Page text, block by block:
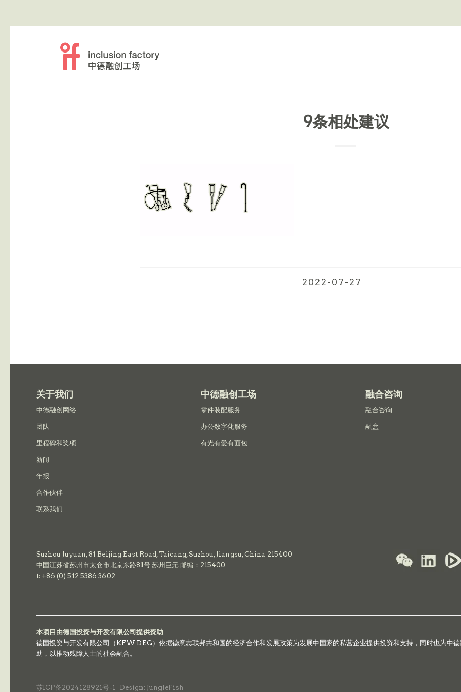
9条相处建议
2022-07-27
关于我们
中德融创网络
团队
里程碑和奖项
新闻
年报
合作伙伴
联系我们
中德融创工场
零件装配服务
办公数字化服务
有光有爱有面包
融合咨询
融合咨询
融盒
Suzhou Juyuan, 81 Beijing East Road,Taicang,Suzhou, Jiangsu, China 215400
中国江苏省苏州市太仓市北京东路81号 苏州巨元 邮编：215400
t: +86 (0) 512 5386 3602
本项目由德国投资与开发有限公司提供资助
德国投资与开发有限公司（KFW DEG）依据德意志联邦共和国的经济合作和发展政策为发展中国家的私营企业提供投资和支持，同时也为中
助，以推动残障人士的社会融合。
苏ICP备2024128921号-1 Design: JungleFish